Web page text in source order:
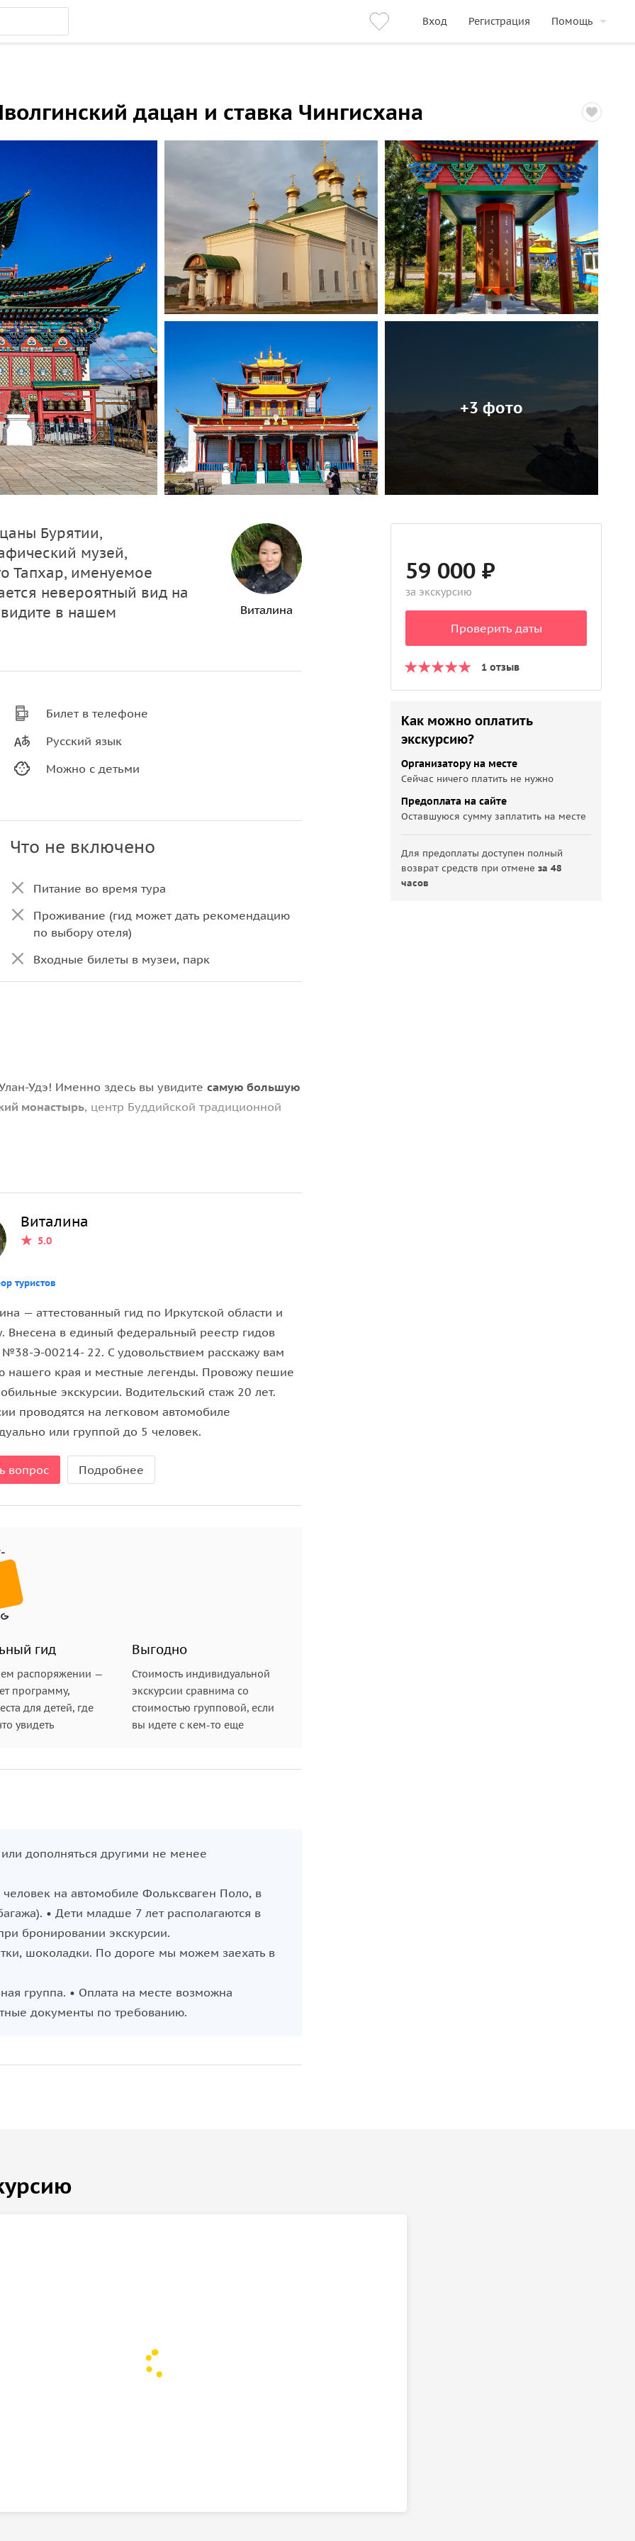
Вход Регистрация Помощь
дацан и ставка Чингисхана
+3 фото
Бурятии,
музей,
Тапхар, именуемое
невероятный вид на
в нашем
Виталина
Билет в телефоне
Русский язык
Можно с детьми
Что не включено
Питание во время тура
Проживание (гид может дать рекомендацию
по выбору отеля)
Входные билеты в музеи, парк
Удэ! Именно здесь вы увидите самую большую
монастырь, центр Буддийской традиционной
смотровую площадку в Култуке, в Слюдянку,
культуры.
скульптура Ухо Байкала. Гуляем по берегу
Свободное время.
камней.
зависит от погодных условий и состояния
Виталина
5.0
туристов
— аттестованный гид по Иркутской области и
Внесена в единый федеральный реестр гидов
№38-Э-00214- 22. С удовольствием расскажу вам
нашего края и местные легенды. Провожу пешие
экскурсии. Водительский стаж 20 лет.
проводятся на легковом автомобиле
или группой до 5 человек.
вопрос Подробнее
гид
распоряжении —
программу,
для детей, где
увидеть
Выгодно
Стоимость индивидуальной
экскурсии сравнима со
стоимостью групповой, если
вы идете с кем-то еще
дополняться другими не менее
на автомобиле Фольксваген Поло, в
• Дети младше 7 лет располагаются в
бронировании экскурсии.
шоколадки. По дороге мы можем заехать в
группа. • Оплата на месте возможна
документы по требованию.
59 000 ₽
за экскурсию
Проверить даты
1 отзыв
Как можно оплатить
экскурсию?
Организатору на месте
Сейчас ничего платить не нужно
Предоплата на сайте
Оставшуюся сумму заплатить на месте
Для предоплаты доступен полный
возврат средств при отменеза 48
часов